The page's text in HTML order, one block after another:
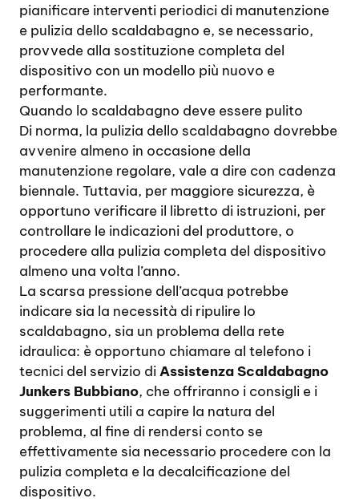
pianificare interventi periodici di manutenzione
e pulizia dello scaldabagno e, se necessario,
provvede alla sostituzione completa del
dispositivo con un modello più nuovo e
performante.
Quando lo scaldabagno deve essere pulito
Di norma, la pulizia dello scaldabagno dovrebbe
avvenire almeno in occasione della
manutenzione regolare, vale a dire con cadenza
biennale. Tuttavia, per maggiore sicurezza, è
opportuno verificare il libretto di istruzioni, per
controllare le indicazioni del produttore, o
procedere alla pulizia completa del dispositivo
almeno una volta l’anno.
La scarsa pressione dell’acqua potrebbe
indicare sia la necessità di ripulire lo
scaldabagno, sia un problema della rete
idraulica: è opportuno chiamare al telefono i
tecnici del servizio diAssistenza Scaldabagno
Junkers Bubbiano, che offriranno i consigli e i
suggerimenti utili a capire la natura del
problema, al fine di rendersi conto se
effettivamente sia necessario procedere con la
pulizia completa e la decalcificazione del
dispositivo.